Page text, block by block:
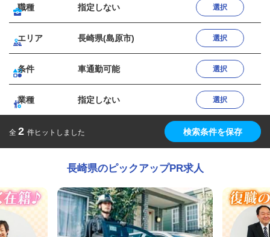
職種 指定しない 選択
エリア 長崎県(島原市) 選択
条件 車通勤可能 選択
業種 指定しない 選択
全 2 件ヒットしました 検索条件を保存
長崎県のピックアップPR求人